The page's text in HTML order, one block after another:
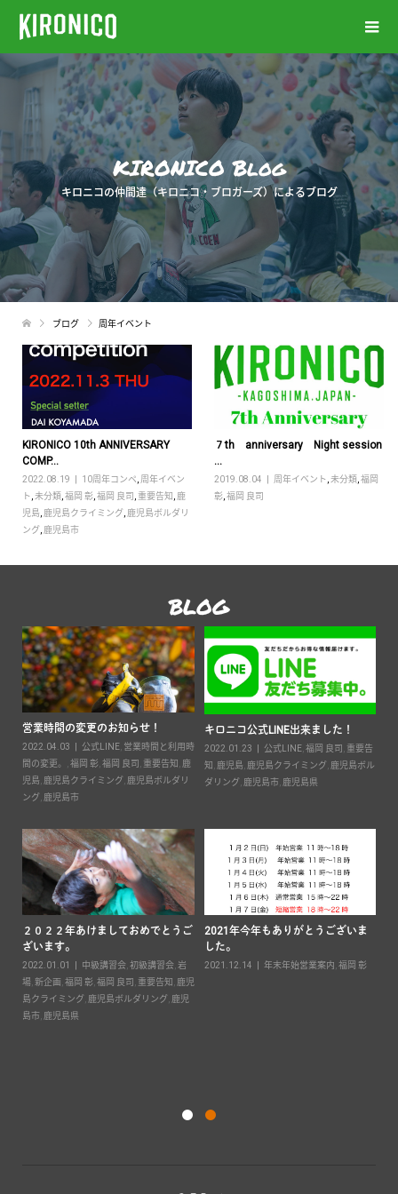
KIRONICO Blog
キロニコの仲間達（キロニコ・ブロガーズ）によるブログ
ブログ 周年イベント
KIRONICO 10th ANNIVERSARY
COMP...
2022.08.19 10周年コンペ, 周年イベン
ト,未分類,福岡 彰,福岡 良司 ,重要告知 ,鹿
児島,鹿児島クライミング ,鹿児島ボルダリ
ング ,鹿児島市
７th anniversary Night session
...
2019.08.04 周年イベント,未分類,福岡
彰,福岡 良司
BLOG
営業時間の変更のお知らせ！
2022.04.03 公式LINE, 営業時間と利用時
間の変更。
,福岡 彰,福岡 良司 , 重要告知 ,鹿
児島,鹿児島クライミング,鹿児島ボルダリ
ング,鹿児島市
キロニコ公式LINE出来ました！
2022.01.23 公式LINE, 福岡 良司
重要告
知
鹿児島 鹿児島クライミング, 鹿児島ボル
ダリング, 鹿児島市, 鹿児島県
２０２２年あけましておめでとうご
ざいます。
2022.01.01 中級講習会, 初級講習会, 岩
場, 新企画 福岡 彰 福岡 良司 重要告知
鹿児
島クライミング, 鹿児島ボルダリング, 鹿児
島市, 鹿児島県
2021年今年もありがとうございま
した。
2021.12.14 年末年始営業案内 福岡 彰